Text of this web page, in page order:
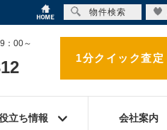
：00～
1分クイック査定
立ち情報 会社案内
物件検索